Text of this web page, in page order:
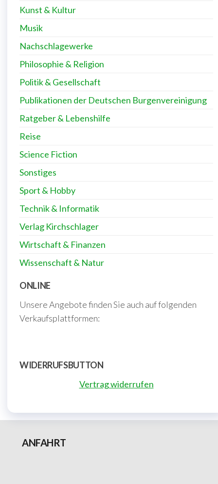
Kunst & Kultur
Musik
Nachschlagewerke
Philosophie & Religion
Politik & Gesellschaft
Publikationen der Deutschen Burgenvereinigung
Ratgeber & Lebenshilfe
Reise
Science Fiction
Sonstiges
Sport & Hobby
Technik & Informatik
Verlag Kirchschlager
Wirtschaft & Finanzen
Wissenschaft & Natur
ONLINE
Unsere Angebote finden Sie auch auf folgenden
Verkaufsplattformen:
WIDERRUFSBUTTON
Vertrag widerrufen
ANFAHRT